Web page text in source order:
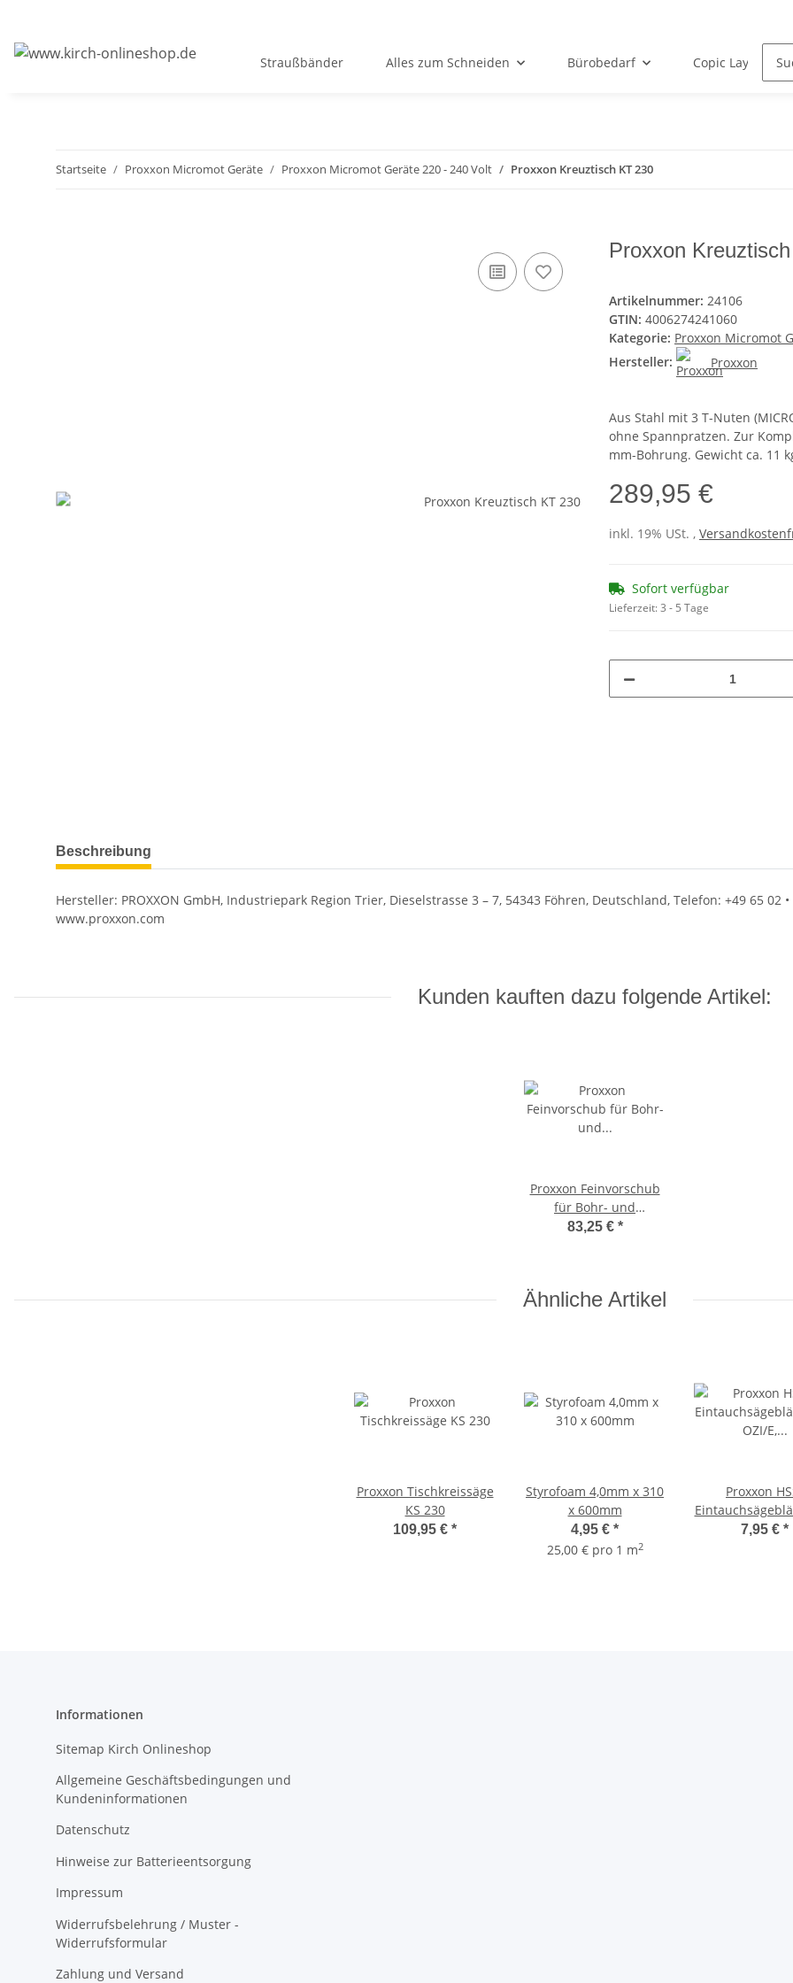
Straußbänder Alles zum Schneiden Bürobedarf Copic
Startseite Proxxon Micromot Geräte Proxxon Micromot Geräte 220 - 240 Volt Proxxon Kreuztisch KT 230
Proxxon
Artikelnummer: 24106
GTIN: 4006274241060
Kategorie: Proxxon Micromot
Hersteller:
Proxxon
Aus Stahl mit 3 T-Nuten
ohne Spannpratzen. Zur
mm-Bohrung. Gewicht ca. 11
289,95 €
inkl. 19% USt. ,
Sofort verfügbar
Lieferzeit:3 - 5 Tage
Beschreibung
Hersteller: PROXXON GmbH, Industriepark Region Trier, Dieselstrasse 3 – 7, 54343 Föhren, Deutschland, Telefon: +49 65
www.proxxon.com
Kunden kauften dazu folgende Artikel:
Proxxon Feinvorschub
für Bohr- und
Fräseinrichtung PF 230
83,25 € *
Ähnliche Artikel
Proxxon Tischkreissäge
KS 230
109,95 € *
Styrofoam 4,0mm x 310
x 600mm
4,95 € *
25,00 € pro 1 m2
Proxxon
OZI/E, 8mm
7,95 € *
Informationen
Sitemap Kirch Onlineshop
Allgemeine Geschäftsbedingungen und
Kundeninformationen
Datenschutz
Hinweise zur Batterieentsorgung
Impressum
Widerrufsbelehrung / Muster -
Widerrufsformular
Zahlung und Versand